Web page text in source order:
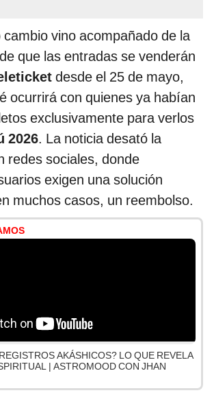
cambio vino acompañado de la
que las entradas se venderán
desde el 25 de mayo,
ocurrirá con quienes ya habían
exclusivamente para verlos
2026. La noticia desató la
redes sociales, donde
exigen una solución
muchos casos, un reembolso.
AKÁSHICOS? LO QUE REVELA
| ASTROMOOD CON JHAN